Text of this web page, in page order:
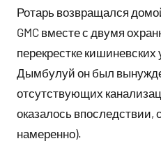
Ротарь возвращался
GMC вместе с двумя
перекрестке
Дымбулуй он был
отсутствующих
оказалось
намеренно).